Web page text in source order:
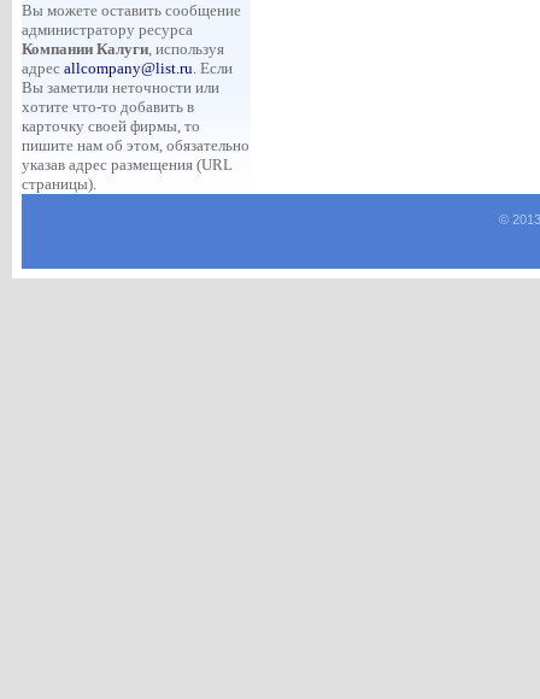
Вы можете оставить сообщение
администратору ресурса
Компании Калуги, используя
адрес allcompany@list.ru. Если
Вы заметили неточности или
хотите что-то добавить в
карточку своей фирмы, то
пишите нам об этом, обязательно
указав адрес размещения (URL
страницы).
©